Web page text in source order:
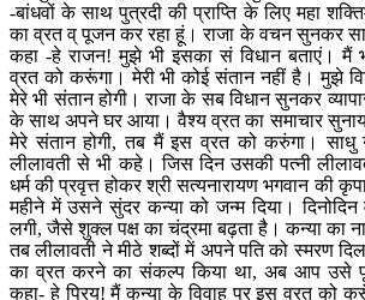
-बांधवों के साथ पुत्रदी की प्राप्ति के लिए महा
का व्रत व् पूजन कर रहा हूं। राजा के वचन सुनकर
कहा -हे राजन! मुझे भी इसका सं विधान बताएं।
व्रत को करूंगा। मेरी भी कोई संतान नहीं है। मुझे
मेरे भी संतान होगी। राजा के सब विधान सुनकर
के साथ अपने घर आया। वैश्य व्रत का समाचार
मेरे संतान होगी, तब मैं इस व्रत को करुंगा। साधु
लीलावती से भी कहे। जिस दिन उसकी पत्नी
धर्म की प्रवृत्त होकर श्री सत्यनारायण भगवान की
महीने में उसने सुंदर कन्या को जन्म दिया।
लगी, जैसे शुक्ल पक्ष का चंद्रमा बढ़ता है। कन्या का
तब लीलावती ने मीठे शब्दों में अपने पति को स्मरण
का व्रत करने का संकल्प किया था, अब आप उसे
कहा- हे प्रिय! मैं कन्या के विवाह पर इस व्रत को